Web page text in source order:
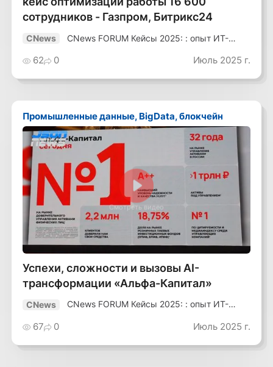
сотрудников - Газпром, Битрикс24
CNews
CNews FORUM Кейсы 2025: : опыт ИТ-
62 0 Июль 2025 г.
Промышленные данные, BigData, блокчейн
Смотреть видео
Успехи, сложности и вызовы AI-
трансформации «Альфа-Капитал»
CNews
CNews FORUM Кейсы 2025: : опыт ИТ-
67 0 Июль 2025 г.